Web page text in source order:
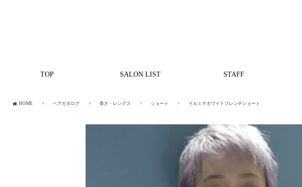
TOP SALON LIST STAFF
HOME ヘアカタログ 長さ・レングス ショート イルミナホワイトフレンチショート